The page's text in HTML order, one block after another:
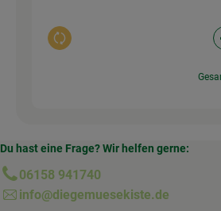
Auswahl ändern
Du hast eine Frage? Wir helfen gerne:
06158 941740
info@diegemuesekiste.de